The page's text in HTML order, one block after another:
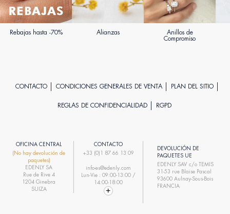
Rebajas hasta -70% Alianzas Anillos de
Compromiso
CONTACTO CONDICIONES GENERALES DE VENTA PLAN DEL SITIO
REGLAS DE CONFIDENCIALIDAD RGPD
OFICINA CENTRAL
(No hay devolución de
paquetes)
EDENLY SA
Rue de Rive 4
1204 Ginebra
SUIZA
CONTACTO
+33 (0)1 87 66 13 09
info-es@edenly.com
Lun-Vie : 09:00-13:00 /
14:00-18:00
DEVOLUCIÓN DE
PAQUETES UE
EDENLY SAV c/o TEMIS
31-53 rue Blaise Pascal
93600 Aulnay-Sous-Bois
FRANCIA